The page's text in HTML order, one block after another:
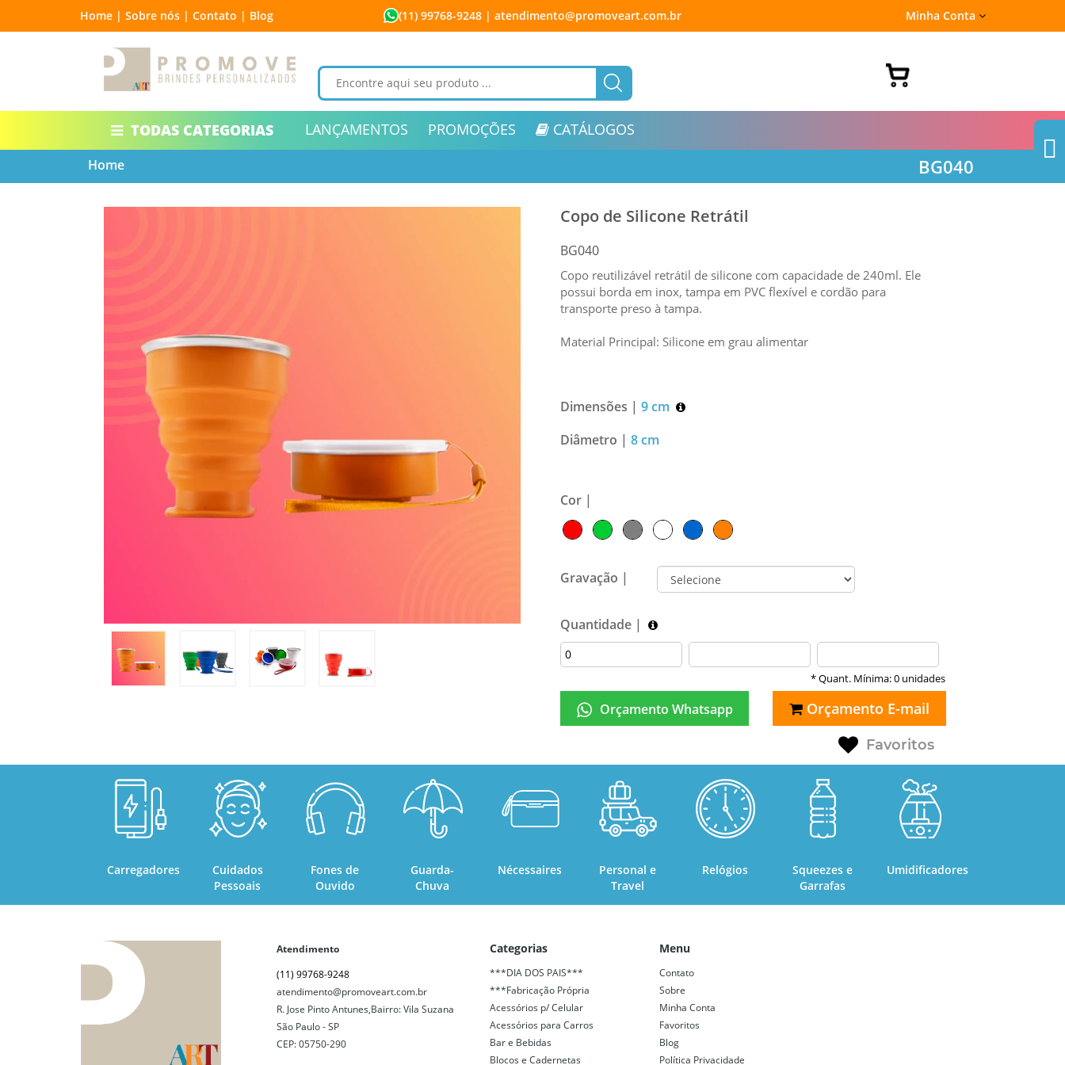
Home | Sobre nós | Contato | Blog (11) 99768-9248 | atendimento@promoveart.com.br Minha Conta
TODAS CATEGORIAS LANÇAMENTOS PROMOÇÕES CATÁLOGOS
Home BG040
Copo de Silicone Retrátil
BG040
Copo reutilizável retrátil de silicone com capacidade de 240ml. Ele
possui borda em inox, tampa em PVC flexível e cordão para
transporte preso à tampa.
Material Principal: Silicone em grau alimentar
Dimensões | 9 cm
Diâmetro | 8 cm
Cor |
Gravação |
Quantidade |
* Quant. Mínima: 0 unidades
Orçamento Whatsapp Orçamento E-mail
Favoritos
Carregadores
Cuidados
Pessoais
Fones de
Ouvido
Guarda-
Chuva
Nécessaires
Personal e
Travel
Relógios
Squeezes e
Garrafas
Umidificadores
Atendimento
(11) 99768-9248
atendimento@promoveart.com.br
R. Jose Pinto Antunes,Bairro: Vila Suzana
São Paulo - SP
CEP: 05750-290
Categorias
***DIA DOS PAIS***
***Fabricação Própria
Acessórios p/ Celular
Acessórios para Carros
Bar e Bebidas
Blocos e Cadernetas
Menu
Contato
Sobre
Minha Conta
Favoritos
Blog
Política Privacidade